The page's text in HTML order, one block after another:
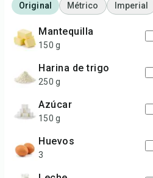
Original Métrico Imperial
Mantequilla
150 g
Harina de trigo
250 g
Azúcar
150 g
Huevos
3